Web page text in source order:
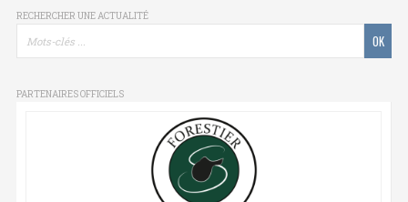
RECHERCHER UNE ACTUALITÉ
PARTENAIRES OFFICIELS